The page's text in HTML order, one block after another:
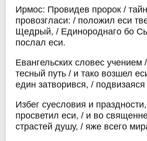
Ирмос: Провидев пророк /
провозгласи: / положил еси
Щедрый, / Единороднаго бо
послал еси.
Евангельских словес
тесный путь / и тако возшел
един затворився, /
Избег суесловия и
просветил еси, / и во
страстей душу, / яже всего